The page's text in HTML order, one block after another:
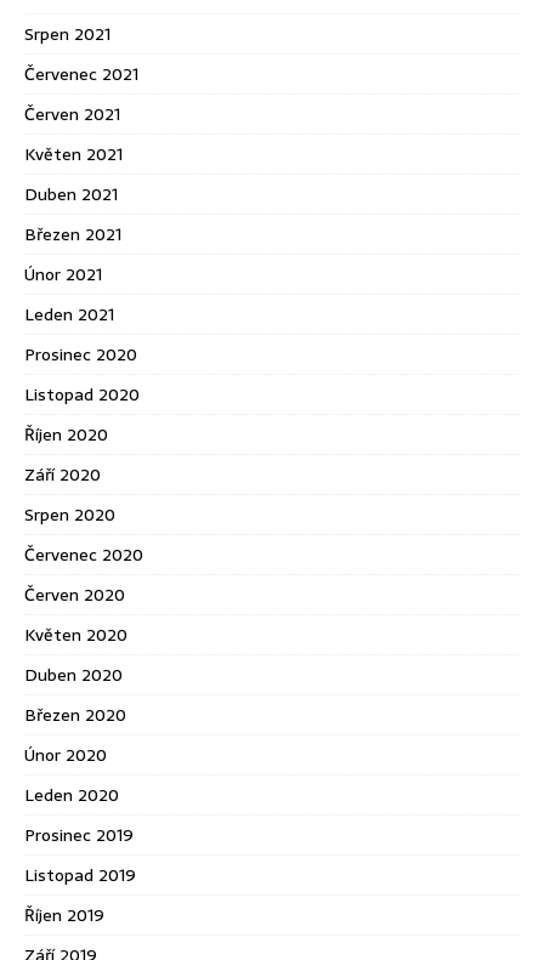
Srpen 2021
Červenec 2021
Červen 2021
Květen 2021
Duben 2021
Březen 2021
Únor 2021
Leden 2021
Prosinec 2020
Listopad 2020
Říjen 2020
Září 2020
Srpen 2020
Červenec 2020
Červen 2020
Květen 2020
Duben 2020
Březen 2020
Únor 2020
Leden 2020
Prosinec 2019
Listopad 2019
Říjen 2019